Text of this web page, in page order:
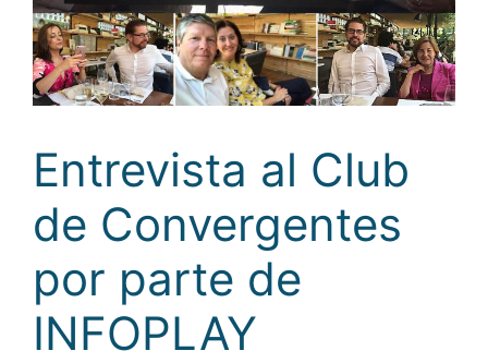
Entrevista al Club
de Convergentes
por parte de
INFOPLAY